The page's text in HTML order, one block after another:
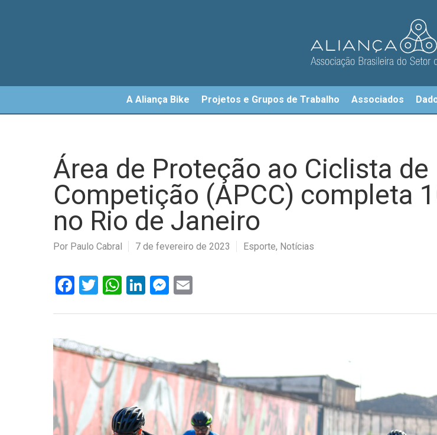
A Aliança Bike Projetos e Grupos de Trabalho Associados
Área de Proteção ao Ciclista de
Competição (APCC) completa
no Rio de Janeiro
Por Paulo Cabral 7 de fevereiro de 2023 Esporte, Notícias
Facebook
Twitter
WhatsApp
LinkedIn
Messenger